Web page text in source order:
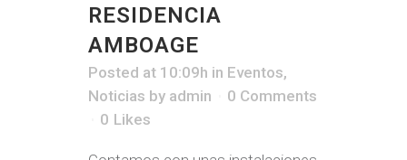
RESIDENCIA
AMBOAGE
Posted at 10:09h in Eventos,
Noticias by admin
0 Comments
0 Likes